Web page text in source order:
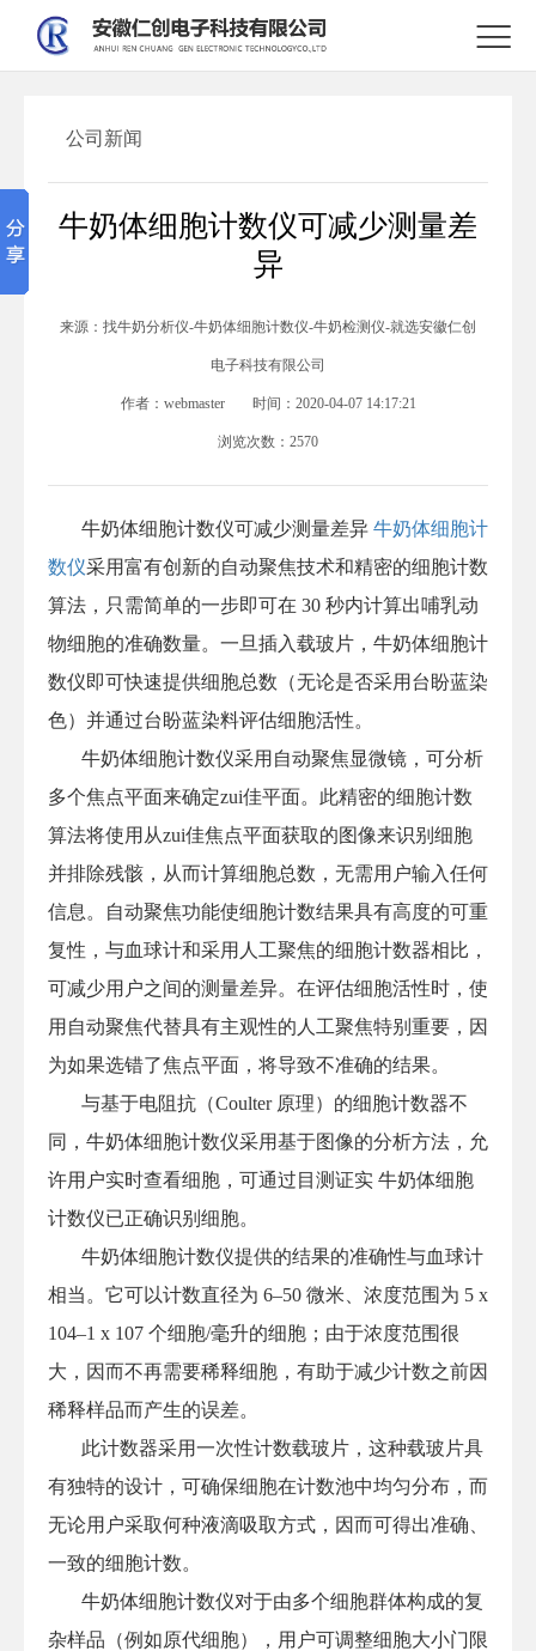

公司新闻
牛奶体细胞计数仪可减少测量差
异
来源： 找牛奶分析仪-牛奶体细胞计数仪-牛奶检测仪-就选安徽仁创
电子科技有限公司
作者： webmaster 时间： 2020-04-07 14:17:21
浏览次数： 2570
牛奶体细胞计数仪可减少测量差异 牛奶体细胞计
数仪采用富有创新的自动聚焦技术和精密的细胞计数
算法，只需简单的一步即可在 30 秒内计算出哺乳动
物细胞的准确数量。一旦插入载玻片，牛奶体细胞计
数仪即可快速提供细胞总数（无论是否采用台盼蓝染
色）并通过台盼蓝染料评估细胞活性。
牛奶体细胞计数仪采用自动聚焦显微镜，可分析
多个焦点平面来确定zui佳平面。此精密的细胞计数
算法将使用从zui佳焦点平面获取的图像来识别细胞
并排除残骸，从而计算细胞总数，无需用户输入任何
信息。自动聚焦功能使细胞计数结果具有高度的可重
复性，与血球计和采用人工聚焦的细胞计数器相比，
可减少用户之间的测量差异。在评估细胞活性时，使
用自动聚焦代替具有主观性的人工聚焦特别重要，因
为如果选错了焦点平面，将导致不准确的结果。
与基于电阻抗（Coulter 原理）的细胞计数器不
同，牛奶体细胞计数仪采用基于图像的分析方法，允
许用户实时查看细胞，可通过目测证实 牛奶体细胞
计数仪已正确识别细胞。
牛奶体细胞计数仪提供的结果的准确性与血球计
相当。它可以计数直径为 6–50 微米、浓度范围为 5 x
104–1 x 107 个细胞/毫升的细胞；由于浓度范围很
大，因而不再需要稀释细胞，有助于减少计数之前因
稀释样品而产生的误差。
此计数器采用一次性计数载玻片，这种载玻片具
有独特的设计，可确保细胞在计数池中均匀分布，而
无论用户采取何种液滴吸取方式，因而可得出准确、
一致的细胞计数。
牛奶体细胞计数仪对于由多个细胞群体构成的复
杂样品（例如原代细胞），用户可调整细胞大小门限